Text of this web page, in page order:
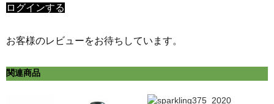
ログインする
お客様のレビューをお待ちしています。
関連商品